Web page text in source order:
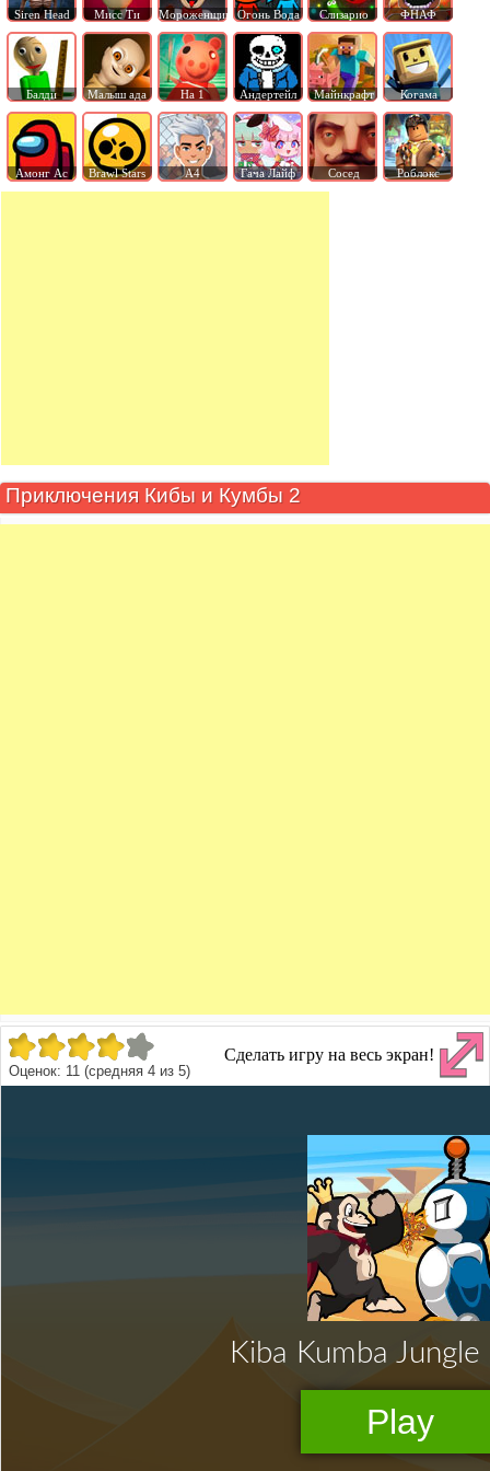
Siren Head Мисс Ти Мороженщик Огонь Вода Слизарио ФНАФ
Балди Малыш ада На 1 Андертейл Майнкрафт Когама
Амонг Ас Brawl Stars А4 Гача Лайф Сосед Роблокс
Приключения Кибы и Кумбы 2
Оценок: 11 (средняя 4 из 5)
Сделать игру на весь экран!